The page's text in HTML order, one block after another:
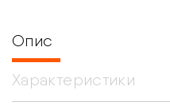
Опис
Характеристики